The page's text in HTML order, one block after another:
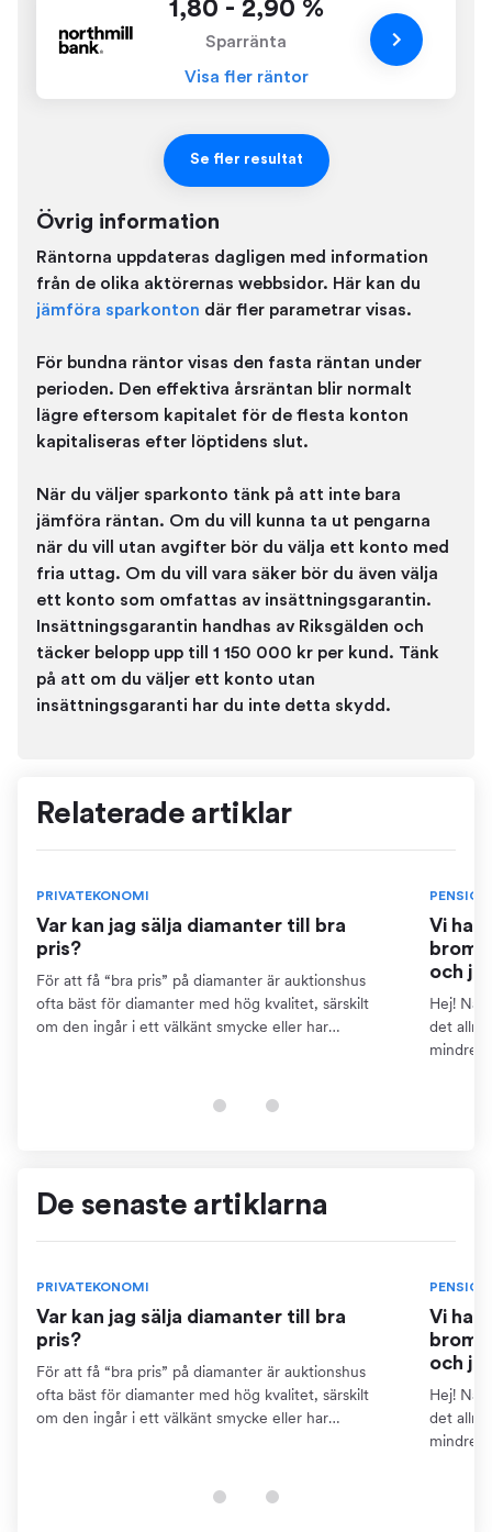
1,80 - 2,90 %
Sparränta
Visa fler räntor
Se fler resultat
Övrig information
Räntorna uppdateras dagligen med information
från de olika aktörernas webbsidor. Här kan du
jämföra sparkonton där fler parametrar visas.
För bundna räntor visas den fasta räntan under
perioden. Den effektiva årsräntan blir normalt
lägre eftersom kapitalet för de flesta konton
kapitaliseras efter löptidens slut.
När du väljer sparkonto tänk på att inte bara
jämföra räntan. Om du vill kunna ta ut pengarna
när du vill utan avgifter bör du välja ett konto med
fria uttag. Om du vill vara säker bör du även välja
ett konto som omfattas av insättningsgarantin.
Insättningsgarantin handhas av Riksgälden och
täcker belopp upp till 1 150 000 kr per kund. Tänk
på att om du väljer ett konto utan
insättningsgaranti har du inte detta skydd.
Relaterade artiklar
PRIVATEKONOMI
Var kan jag sälja diamanter till bra
pris?
För att få “bra pris” på diamanter är auktionshus
ofta bäst för diamanter med hög kvalitet, särskilt
om den ingår i ett välkänt smycke eller har
PENSION
Vi har
och
Hej! När
det
mindre
De senaste artiklarna
PRIVATEKONOMI
Var kan jag sälja diamanter till bra
pris?
För att få “bra pris” på diamanter är auktionshus
ofta bäst för diamanter med hög kvalitet, särskilt
om den ingår i ett välkänt smycke eller har
PENSION
Vi har
och
Hej! När
det
mindre